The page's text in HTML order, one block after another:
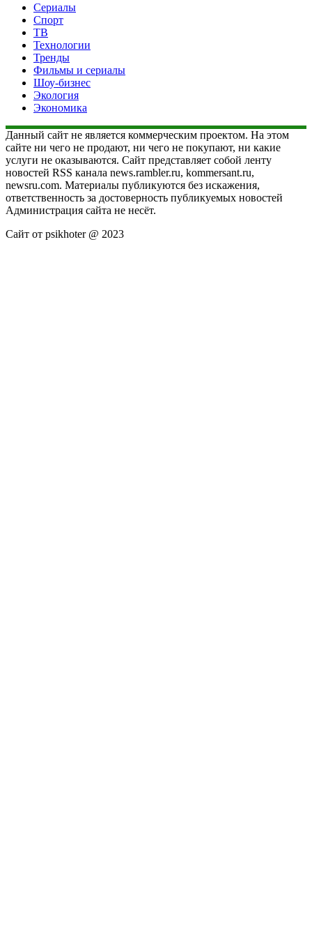
Сериалы
Спорт
ТВ
Технологии
Тренды
Фильмы и сериалы
Шоу-бизнес
Экология
Экономика
Данный сайт не является коммерческим проектом. На этом
сайте ни чего не продают, ни чего не покупают, ни какие
услуги не оказываются. Сайт представляет собой ленту
новостей RSS канала news.rambler.ru, kommersant.ru,
newsru.com. Материалы публикуются без искажения,
ответственность за достоверность публикуемых новостей
Администрация сайта не несёт.
Сайт от psikhoter @ 2023